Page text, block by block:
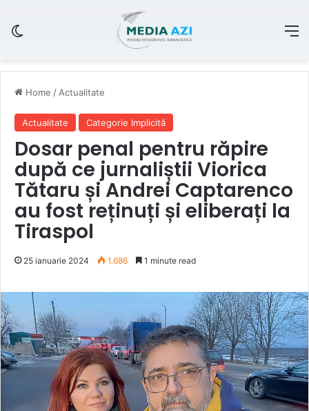
Home / Actualitate
Actualitate Categorie Implicită
Dosar penal pentru răpire
după ce jurnaliștii Viorica
Tătaru și Andrei Captarenco
au fost reținuți și eliberați la
Tiraspol
25 ianuarie 2024 1.686 1 minute read